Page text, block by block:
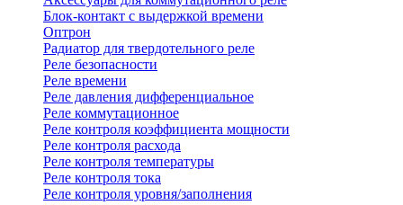
Блок-контакт с выдержкой времени
Оптрон
Радиатор для твердотельного реле
Реле безопасности
Реле времени
Реле давления дифференциальное
Реле коммутационное
Реле контроля коэффициента мощности
Реле контроля расхода
Реле контроля температуры
Реле контроля тока
Реле контроля уровня/заполнения